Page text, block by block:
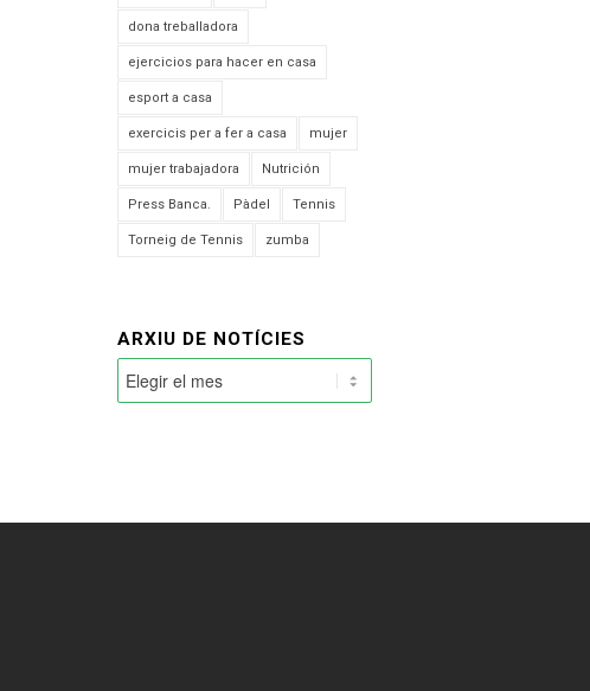
dona treballadora
ejercicios para hacer en casa
esport a casa
exercicis per a fer a casa mujer
mujer trabajadora Nutrición
Press Banca. Pàdel Tennis
Torneig de Tennis zumba
ARXIU DE NOTÍCIES